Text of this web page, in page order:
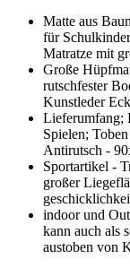
Matte aus
für
Matratze mit
Große
rutschfester
Kunstleder
Lieferumfang;
Spielen;
Antirutsch -
Sportartikel -
großer
indoor und
kann auch als
austoben von